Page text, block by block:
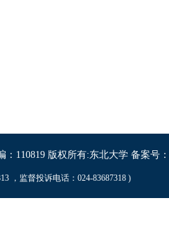
110819 版权所有:东北大学 备案号
，监督投诉电话：024-83687318 )